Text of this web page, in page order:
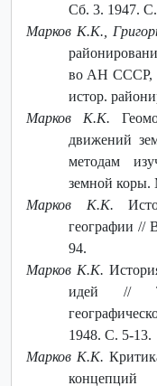
Сб. 3. 1947.
Марков К.К.,
во АН СССР,
истор.
Марков К.К.
движений
методам
земной коры.
Марков К.К.
географии //
94.
Марков К.К.
идей //
1948. С. 5-13.
Марков К.К.